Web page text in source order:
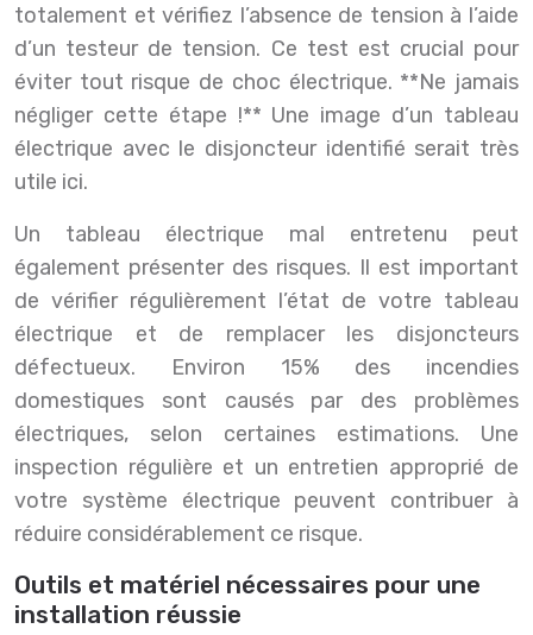
totalement et vérifiez l’absence de tension à l’aide
d’un testeur de tension. Ce test est crucial pour
éviter tout risque de choc électrique. **Ne jamais
négliger cette étape !** Une image d’un tableau
électrique avec le disjoncteur identifié serait très
utile ici.
Un tableau électrique mal entretenu peut
également présenter des risques. Il est important
de vérifier régulièrement l’état de votre tableau
électrique et de remplacer les disjoncteurs
défectueux. Environ 15% des incendies
domestiques sont causés par des problèmes
électriques, selon certaines estimations. Une
inspection régulière et un entretien approprié de
votre système électrique peuvent contribuer à
réduire considérablement ce risque.
Outils et matériel nécessaires pour une
installation réussie